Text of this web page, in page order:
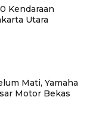
Kendaraan
Utara
Mati, Yamaha
Motor Bekas